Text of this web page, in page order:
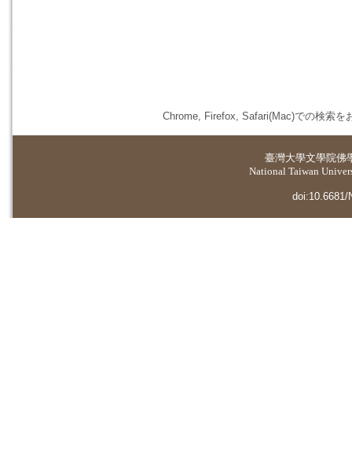
Chrome, Firefox, Safari(Mac)での検索を
臺灣大學文學院佛
National Taiwan
doi:10.6681/